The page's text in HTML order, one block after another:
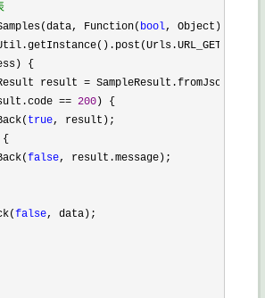
Function(
bool, Object)
{
result
=
== 200 ) {
true, result);
{
false, result.message);
false, data);